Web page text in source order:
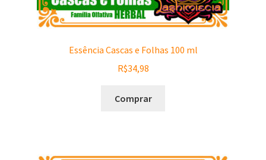
Essência Cascas e Folhas 100 ml
R$34,98
Comprar